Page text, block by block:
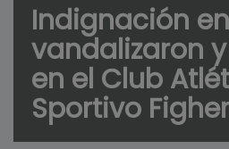
Indignación
vandalizaron
en el Club
Sportivo